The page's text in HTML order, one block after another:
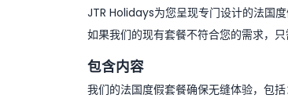
JTR Holidays为您呈现专门设计的法国
如果我们的现有套餐不符合您的需求，
包含内容
我们的法国度假套餐确保无缝体验，包括